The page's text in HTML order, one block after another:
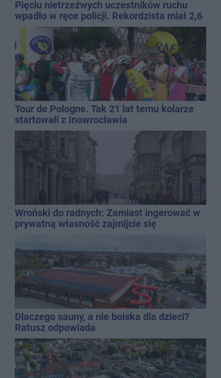
Pięciu nietrzeźwych uczestników ruchu
wpadło w ręce policji. Rekordzista miał 2,6
promila
Tour de Pologne. Tak 21 lat temu kolarze
startowali z Inowrocławia
Wroński do radnych: Zamiast ingerować w
prywatną własność zajmijcie się
Dlaczego sauny, a nie boiska dla dzieci?
Ratusz odpowiada